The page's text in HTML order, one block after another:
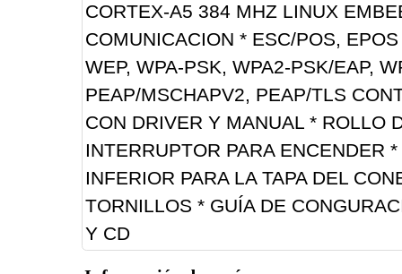
CORTEX-A5 384 MHZ LINUX
COMUNICACION * ESC/POS,
WEP, WPA-PSK, WPA2-PSK/EAP,
PEAP/MSCHAPV2, PEAP/TLS
CON DRIVER Y MANUAL * ROLLO
INTERRUPTOR PARA ENCENDER
INFERIOR PARA LA TAPA DEL
TORNILLOS * GUÍA DE
Y CD